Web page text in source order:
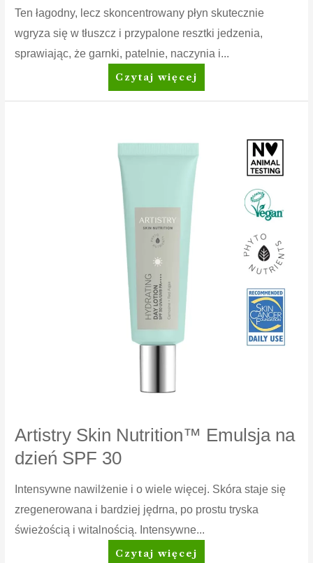
Ten łagodny, lecz skoncentrowany płyn skutecznie
wgryza się w tłuszcz i przypalone resztki jedzenia,
sprawiając, że garnki, patelnie, naczynia i...
Dish
Drops™
mycia
naczyń
Czytaj więcej
Artistry Skin Nutrition™ Emulsja na
dzień SPF 30
Intensywne nawilżenie i o wiele więcej. Skóra staje się
zregenerowana i bardziej jędrna, po prostu tryska
świeżością i witalnością. Intensywne...
Artistry
Czytaj więcej